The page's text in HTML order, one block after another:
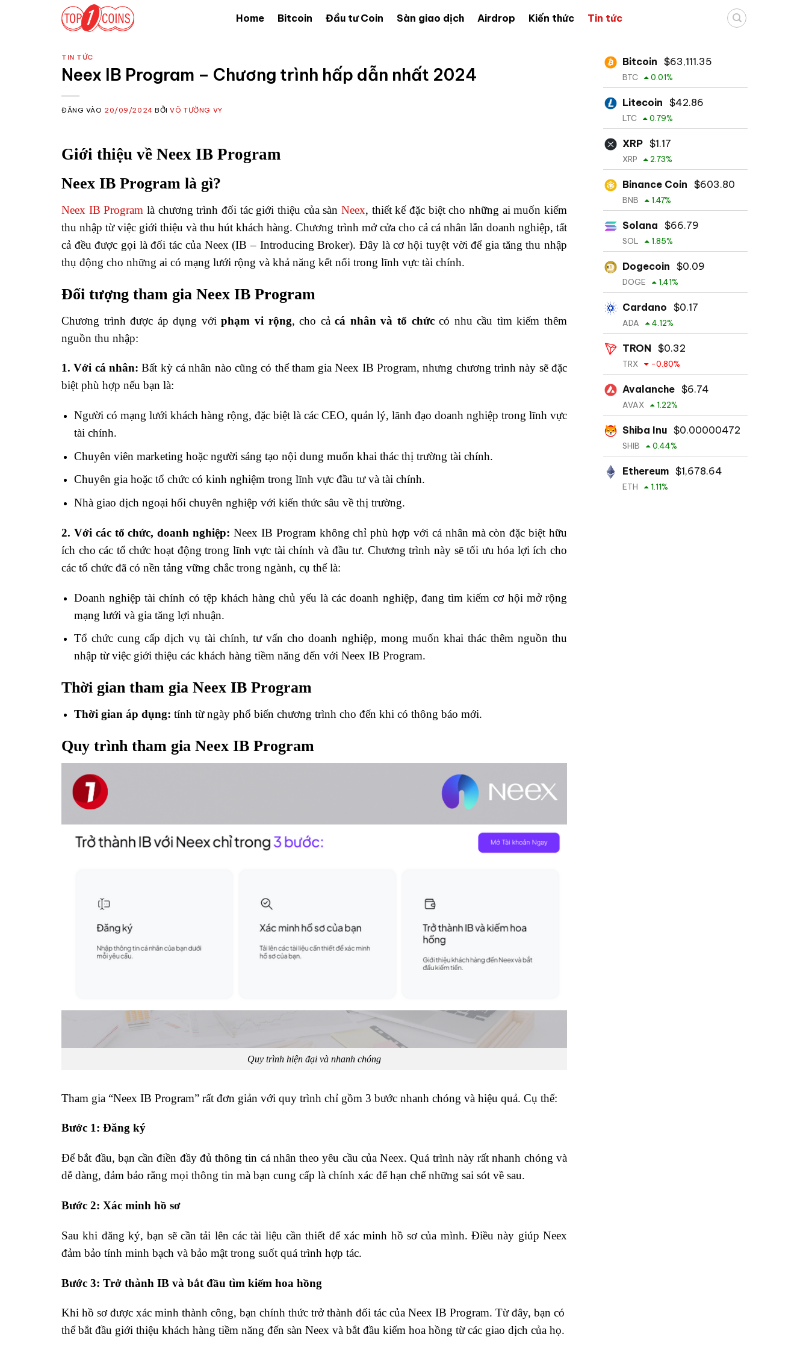
Home Bitcoin Đầu tư Coin Sàn giao dịch Airdrop Kiến thức Tin tức
TIN TỨC
Neex IB Program – Chương trình hấp dẫn nhất 2024
ĐĂNG VÀO 20/09/2024 BỞIVÕ TƯỜNG VY
Giới thiệu về Neex IB Program
Neex IB Program là gì?
Neex IB Program là chương trình đối tác giới thiệu của sànNeex, thiết kế đặc biệt cho những ai muốn kiếm
thu nhập từ việc giới thiệu và thu hút khách hàng. Chương trình mở cửa cho cả cá nhân lẫn doanh nghiệp, tất
cả đều được gọi là đối tác của Neex (IB – Introducing Broker). Đây là cơ hội tuyệt vời để gia tăng thu nhập
thụ động cho những ai có mạng lưới rộng và khả năng kết nối trong lĩnh vực tài chính.
Đối tượng tham gia Neex IB Program
Chương trình được áp dụng với phạm vi rộng, cho cảcá nhân và tổ chứccó nhu cầu tìm kiếm thêm
nguồn thu nhập:
1. Với cá nhân: Bất kỳ cá nhân nào cũng có thể tham gia Neex IB Program, nhưng chương trình này sẽ đặc
biệt phù hợp nếu bạn là:
Người có mạng lưới khách hàng rộng, đặc biệt là các CEO, quản lý, lãnh đạo doanh nghiệp trong lĩnh vực
tài chính.
Chuyên viên marketing hoặc người sáng tạo nội dung muốn khai thác thị trường tài chính.
Chuyên gia hoặc tổ chức có kinh nghiệm trong lĩnh vực đầu tư và tài chính.
Nhà giao dịch ngoại hối chuyên nghiệp với kiến thức sâu về thị trường.
2. Với các tổ chức, doanh nghiệp: Neex IB Program không chỉ phù hợp với cá nhân mà còn đặc biệt hữu
ích cho các tổ chức hoạt động trong lĩnh vực tài chính và đầu tư. Chương trình này sẽ tối ưu hóa lợi ích cho
các tổ chức đã có nền tảng vững chắc trong ngành, cụ thể là:
Doanh nghiệp tài chính có tệp khách hàng chủ yếu là các doanh nghiệp, đang tìm kiếm cơ hội mở rộng
mạng lưới và gia tăng lợi nhuận.
Tổ chức cung cấp dịch vụ tài chính, tư vấn cho doanh nghiệp, mong muốn khai thác thêm nguồn thu
nhập từ việc giới thiệu các khách hàng tiềm năng đến với Neex IB Program.
Thời gian tham gia Neex IB Program
Thời gian áp dụng: tính từ ngày phổ biến chương trình cho đến khi có thông báo mới.
Quy trình tham gia Neex IB Program
Quy trình hiện đại và nhanh chóng
Tham gia “Neex IB Program” rất đơn giản với quy trình chỉ gồm 3 bước nhanh chóng và hiệu quả. Cụ thể:
Bước 1: Đăng ký
Để bắt đầu, bạn cần điền đầy đủ thông tin cá nhân theo yêu cầu của Neex. Quá trình này rất nhanh chóng và
dễ dàng, đảm bảo rằng mọi thông tin mà bạn cung cấp là chính xác để hạn chế những sai sót về sau.
Bước 2: Xác minh hồ sơ
Sau khi đăng ký, bạn sẽ cần tải lên các tài liệu cần thiết để xác minh hồ sơ của mình. Điều này giúp Neex
đảm bảo tính minh bạch và bảo mật trong suốt quá trình hợp tác.
Bước 3: Trở thành IB và bắt đầu tìm kiếm hoa hồng
Khi hồ sơ được xác minh thành công, bạn chính thức trở thành đối tác của Neex IB Program. Từ đây, bạn có
thể bắt đầu giới thiệu khách hàng tiềm năng đến sàn Neex và bắt đầu kiếm hoa hồng từ các giao dịch của họ.
Bitcoin $63,111.35
BTC 0.01%
Litecoin $42.86
LTC 0.79%
XRP $1.17
XRP 2.73%
Binance Coin $603.80
BNB 1.47%
Solana $66.79
SOL 1.85%
Dogecoin $0.09
DOGE 1.41%
Cardano $0.17
ADA 4.12%
TRON $0.32
TRX -0.80%
Avalanche $6.74
AVAX 1.22%
Shiba Inu $0.00000472
SHIB 0.44%
Ethereum $1,678.64
ETH 1.11%